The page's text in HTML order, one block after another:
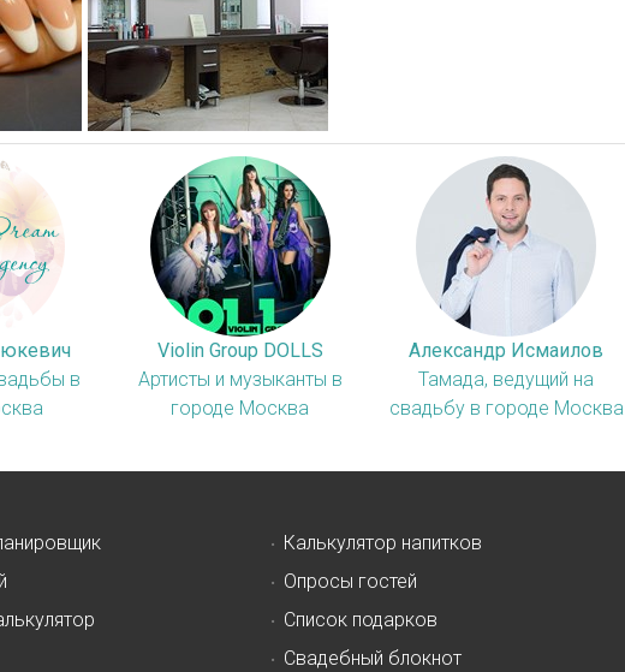
в
Violin Group DOLLS
Артисты и музыканты в
городе Москва
Александр Исмаилов
Тамада, ведущий на
свадьбу в городе Москва
Калькулятор напитков
Опросы гостей
Список подарков
Свадебный блокнот